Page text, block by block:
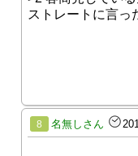
ストレートに言っ
8 名無しさん